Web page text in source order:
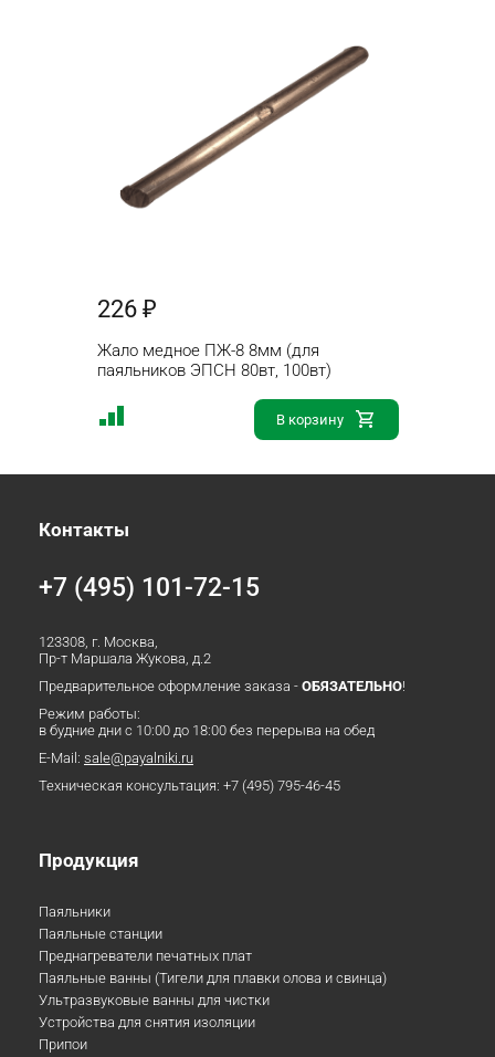
226 ₽
Жало медное ПЖ-8 8мм (для
паяльников ЭПСН 80вт, 100вт)
В корзину
Контакты
+7 (495) 101-72-15
123308, г. Москва,
Пр-т Маршала Жукова, д.2
Предварительное оформление заказа - ОБЯЗАТЕЛЬНО!
Режим работы:
в будние дни с 10:00 до 18:00 без перерыва на обед
E-Mail: sale@payalniki.ru
Техническая консультация: +7 (495) 795-46-45
Продукция
Паяльники
Паяльные станции
Преднагреватели печатных плат
Паяльные ванны (Тигели для плавки олова и свинца)
Ультразвуковые ванны для чистки
Устройства для снятия изоляции
Припои